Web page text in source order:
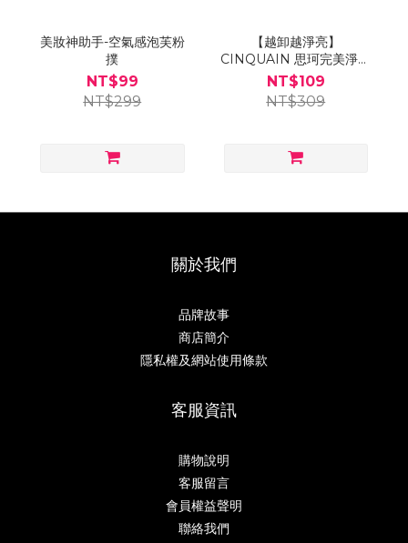
美妝神助手-空氣感泡芙粉
撲
NT$99
NT$299
【越卸越淨亮】
CINQUAIN 思珂完美淨化
嫩膚卸妝油(隨身版)
NT$109
NT$309
關於我們
品牌故事
商店簡介
隱私權及網站使用條款
客服資訊
購物說明
客服留言
會員權益聲明
聯絡我們